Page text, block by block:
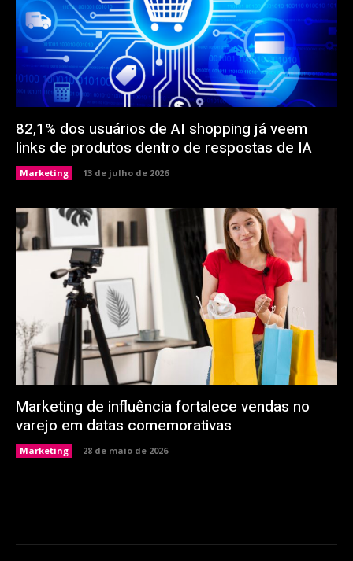
82,1% dos usuários de AI shopping já veem
links de produtos dentro de respostas de IA
Marketing 13 de julho de 2026
Marketing de influência fortalece vendas no
varejo em datas comemorativas
Marketing 28 de maio de 2026